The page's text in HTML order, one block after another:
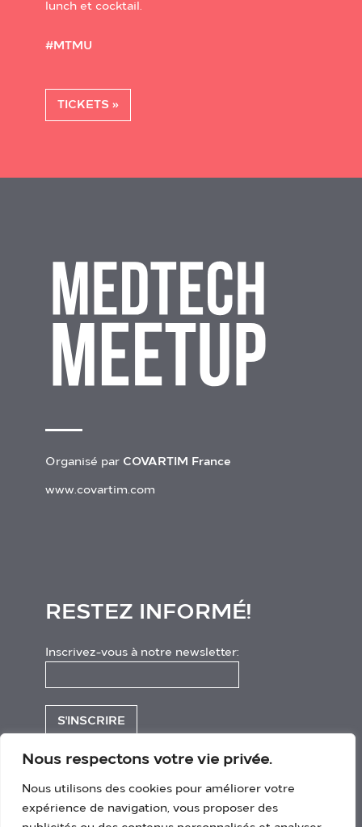
Nous respectons votre vie privée.
Nous utilisons des cookies pour améliorer votre
expérience de navigation, vous proposer des
lunch et cocktail.
#MTMU
TICKETS
Organisé par COVARTIM France
www.covartim.com
RESTEZ INFORMÉ!
Inscrivez-vous à notre newsletter:
LinkedIn